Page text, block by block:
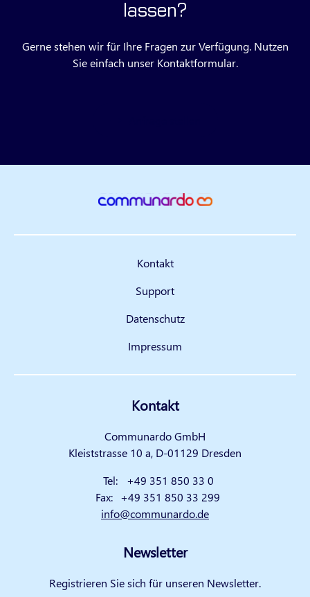
lassen?
Gerne stehen wir für Ihre Fragen zur Verfügung. Nutzen
Sie einfach unser Kontaktformular.
Kontakt
Support
Datenschutz
Impressum
Kontakt
Communardo GmbH
Kleiststrasse 10 a, D-01129 Dresden
Tel:
+49 351 850 33 0
Fax: +49 351 850 33 299
info@communardo.de
Newsletter
Registrieren Sie sich für unseren Newsletter.